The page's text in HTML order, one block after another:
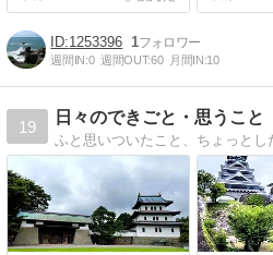
1253396 1
週間IN:0 週間OUT:60 月間IN:10
19
日々のできごと・思うこと